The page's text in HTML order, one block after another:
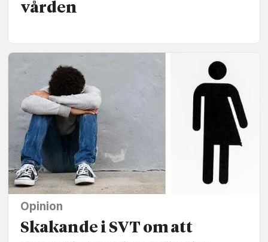
vården
Opinion
Skakande i SVT om att